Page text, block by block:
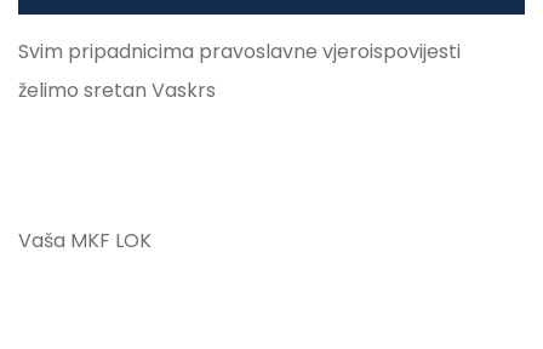
Svim pripadnicima pravoslavne vjeroispovijesti
želimo sretan Vaskrs
Vaša MKF LOK